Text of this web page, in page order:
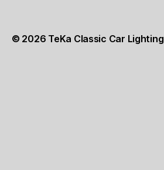
© 2026 TeKa Classic Car Lighting